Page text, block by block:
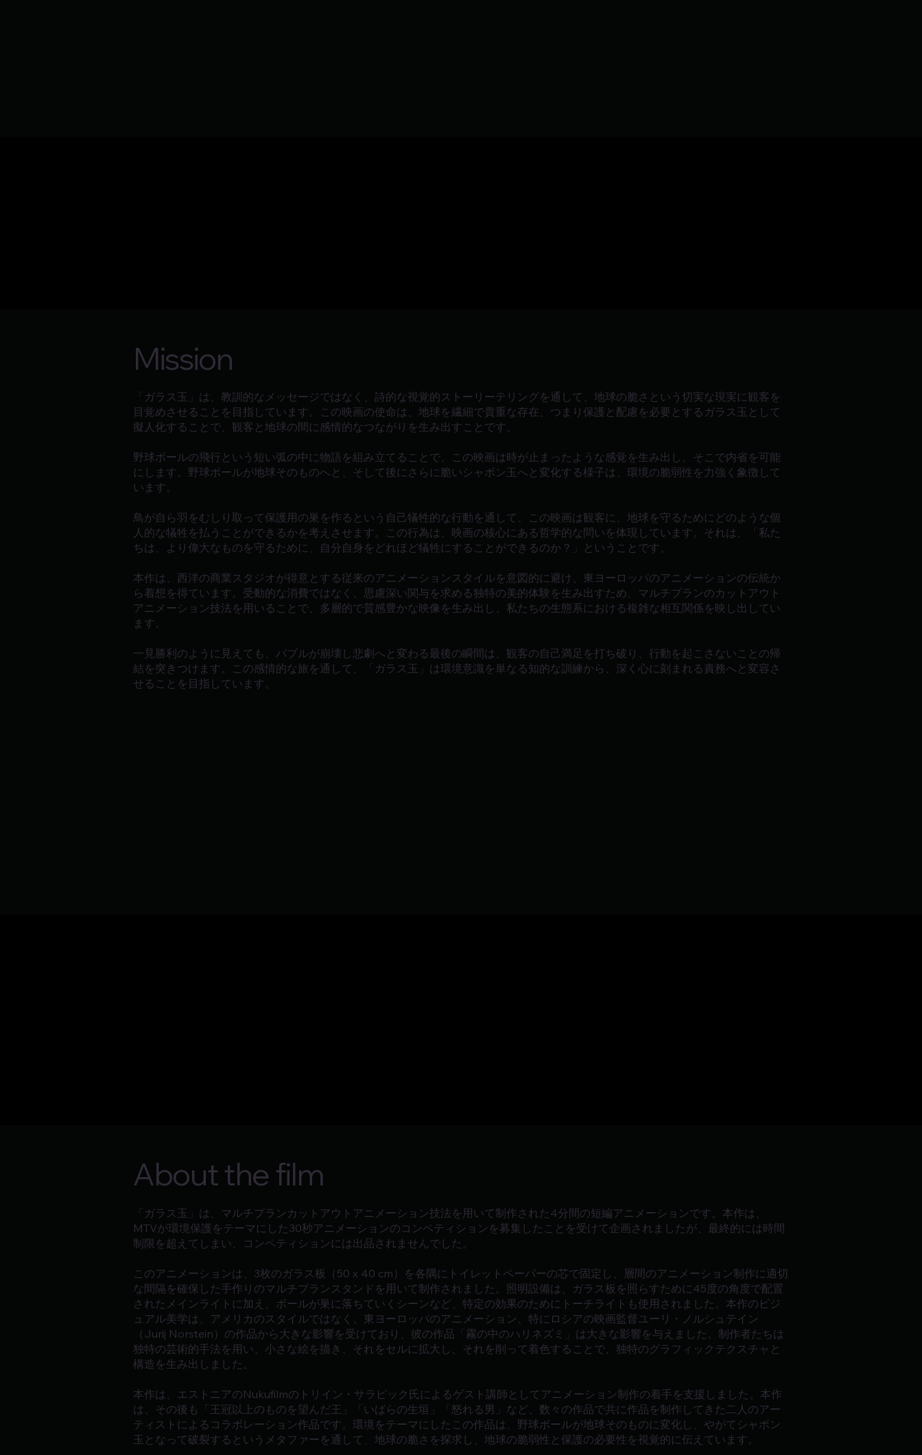
Mission
「ガラス玉」は、教訓的なメッセージではなく、詩的な視覚的ストーリーテリングを通して、地球の脆さという切実な現実に観客を
目覚めさせることを目指しています。この映画の使命は、地球を繊細で貴重な存在、つまり保護と配慮を必要とするガラス玉として
擬人化することで、観客と地球の間に感情的なつながりを生み出すことです。
野球ボールの飛行という短い弧の中に物語を組み立てることで、この映画は時が止まったような感覚を生み出し、そこで内省を可能
にします。野球ボールが地球そのものへと、そして後にさらに脆いシャボン玉へと変化する様子は、環境の脆弱性を力強く象徴して
います。
鳥が自ら羽をむしり取って保護用の巣を作るという自己犠牲的な行動を通して、この映画は観客に、地球を守るためにどのような個
人的な犠牲を払うことができるかを考えさせます。この行為は、映画の核心にある哲学的な問いを体現しています。それは、「私た
ちは、より偉大なものを守るために、自分自身をどれほど犠牲にすることができるのか？」ということです。
本作は、西洋の商業スタジオが得意とする従来のアニメーションスタイルを意図的に避け、東ヨーロッパのアニメーションの伝統か
ら着想を得ています。受動的な消費ではなく、思慮深い関与を求める独特の美的体験を生み出すため、マルチプランのカットアウト
アニメーション技法を用いることで、多層的で質感豊かな映像を生み出し、私たちの生態系における複雑な相互関係を映し出してい
ます。
一見勝利のように見えても、バブルが崩壊し悲劇へと変わる最後の瞬間は、観客の自己満足を打ち破り、行動を起こさないことの帰
結を突きつけます。この感情的な旅を通して、「ガラス玉」は環境意識を単なる知的な訓練から、深く心に刻まれる責務へと変容さ
せることを目指しています。
About the film
「ガラス玉」は、マルチプランカットアウトアニメーション技法を用いて制作された4分間の短編アニメーションです。本作は、
MTVが環境保護をテーマにした30秒アニメーションのコンペティションを募集したことを受けて企画されましたが、最終的には時間
制限を超えてしまい、コンペティションには出品されませんでした。
このアニメーションは、3枚のガラス板（50 x 40 cm）を各隅にトイレットペーパーの芯で固定し、層間のアニメーション制作に適切
な間隔を確保した手作りのマルチプランスタンドを用いて制作されました。照明設備は、ガラス板を照らすために45度の角度で配置
されたメインライトに加え、ボールが巣に落ちていくシーンなど、特定の効果のためにトーチライトも使用されました。本作のビジ
ュアル美学は、アメリカのスタイルではなく、東ヨーロッパのアニメーション、特にロシアの映画監督ユーリ・ノルシュテイン
（Jurij Norstein）の作品から大きな影響を受けており、彼の作品「霧の中のハリネズミ」は大きな影響を与えました。制作者たちは
独特の芸術的手法を用い、小さな絵を描き、それをセルに拡大し、それを削って着色することで、独特のグラフィックテクスチャと
構造を生み出しました。
本作は、エストニアのNukufilmのトリイン・サラピック氏によるゲスト講師としてアニメーション制作の着手を支援しました。本作
は、その後も「王冠以上のものを望んだ王」「いばらの生垣」「怒れる男」など、数々の作品で共に作品を制作してきた二人のアー
ティストによるコラボレーション作品です。環境をテーマにしたこの作品は、野球ボールが地球そのものに変化し、やがてシャボン
玉となって破裂するというメタファーを通して、地球の脆さを探求し、地球の脆弱性と保護の必要性を視覚的に伝えています。